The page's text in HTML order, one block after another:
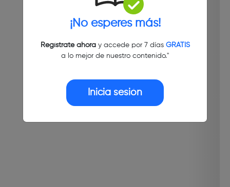
¡No esperes más!
Regístrate ahoray accede por 7 días GRATIS
a lo mejor de nuestro contenido."
Inicia sesión